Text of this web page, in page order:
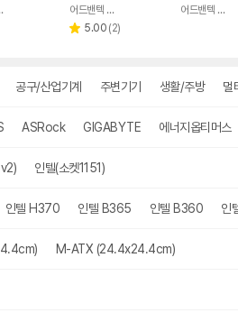
지사 어드밴텍 한국지사
별 5.00 리
(2)
어드밴텍 한국지사
공구/산업기계 주변기기 생활/주방 멀
ASRock GIGABYTE 에너지옵티머스
인텔(소켓1151)
인텔 H370 인텔 B365 인텔 B360 인
M-ATX (24.4x24.4cm)